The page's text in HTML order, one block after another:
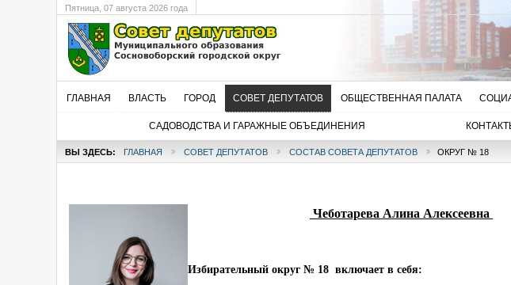
Пятница , 07 августа 2026 года
ГЛАВНАЯ ВЛАСТЬ ГОРОД СОВЕТ ДЕПУТАТОВ ОБЩЕСТВЕННАЯ ПАЛАТА
САДОВОДСТВА И ГАРАЖНЫЕ ОБЪЕДИНЕНИЯ
ВЫ ЗДЕСЬ: ГЛАВНАЯ СОВЕТ ДЕПУТАТОВ СОСТАВ СОВЕТА ДЕПУТАТОВ ОКРУГ № 18
Чеботарева Алина Алексеевна
Избирательный округ № 18 включает в себя: